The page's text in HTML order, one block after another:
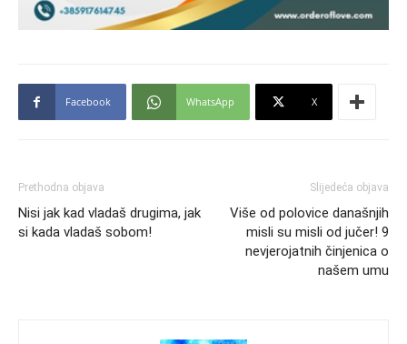
Facebook WhatsApp X
Prethodna objava
Nisi jak kad vladaš drugima, jak
si kada vladaš sobom!
Slijedeća objava
Više od polovice današnjih
misli su misli od jučer! 9
nevjerojatnih činjenica o
našem umu